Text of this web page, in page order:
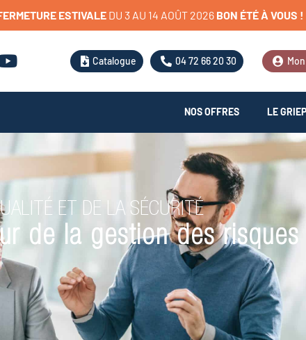
ESTIVALE DU 3 AU 14 AOÛT 2026 BON ÉTÉÀ VOUS !
Catalogue 04 72 66 20 30
NOS OFFRES LE
ET DE LA SÉCURITÉ
de la gestion des